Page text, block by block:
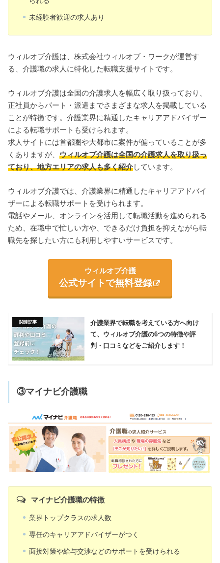
未経験者歓迎の求人あり
ウィルオブ介護は、株式会社ウィルオブ・ワークが運営す
る、介護職の求人に特化した転職支援サイトです。
ウィルオブ介護は全国の介護求人を幅広く取り扱っており、
正社員からパート・派遣までさまざまな求人を掲載している
ことが特徴です。介護業界に精通したキャリアアドバイザー
による転職サポートも受けられます。
求人サイトには首都圏や大都市に案件が偏っていることが多
くありますが、ウィルオブ介護は全国の介護求人を取り扱っ
ており、地方エリアの求人も多く紹介しています。
ウィルオブ介護では、介護業界に精通したキャリアアドバイ
ザーによる転職サポートを受けられます。
電話やメール、オンラインを活用して転職活動を進められる
ため、在職中で忙しい方や、できるだけ負担を抑えながら転
職先を探したい方にも利用しやすいサービスです。
ウィルオブ介護
公式サイトで無料登録
介護業界で転職を考えている方へ向け
て、ウィルオブ介護の6つの特徴や評
判・口コミなどをご紹介します！
③マイナビ介護職
マイナビ介護職の特徴
業界トップクラスの求人数
専任のキャリアアドバイザーがつく
面接対策や給与交渉などのサポートを受けられる